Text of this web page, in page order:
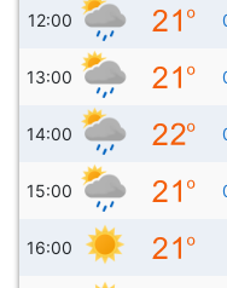
12:00
13:00
14:00
15:00
16:00